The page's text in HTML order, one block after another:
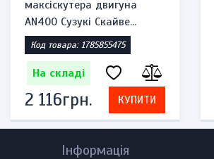
максіскутера двигуна
AN400 Сузукі Скайве...
Код товара: 1785855475
На складі
2 116грн. КУПИТИ
Інформація